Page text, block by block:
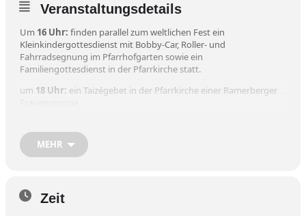
Veranstaltungsdetails
Um 16 Uhr: finden parallel zum weltlichen Fest ein
Kleinkindergottesdienst mit Bobby-Car, Roller- und
Fahrradsegnung im Pfarrhofgarten sowie ein
Familiengottesdienst in der Pfarrkirche statt.
um 18 Uhr: ein Taizégebet in der Pfarrkirche einer Ramerberger
Kirchenchor
um21 Uhr:Anbetung, gestaltet vom Gebetskreis Altenhohenau
MEHR
Zeit